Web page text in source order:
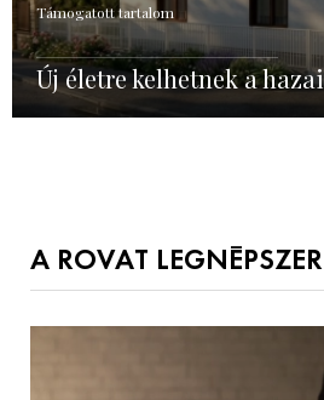
Támogatott tartalom
Új életre kelhetnek a
A ROVAT